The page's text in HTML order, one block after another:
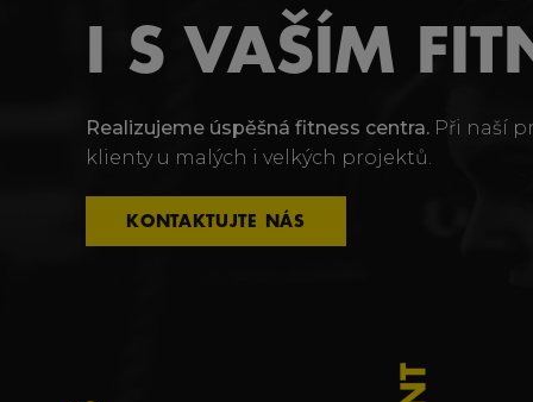
I S VAŠÍM
Realizujeme úspěšná fitness centra. Při naší
klienty u malých i velkých projektů.
KONTAKTUJTE NÁS